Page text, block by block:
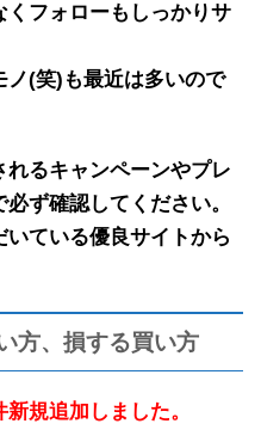
フォローもしっかりサ
ノ(笑)も最近は多いので
るキャンペーンやプレ
ず確認してください。
ている優良サイトから
方、損する買い方
規追加しました。